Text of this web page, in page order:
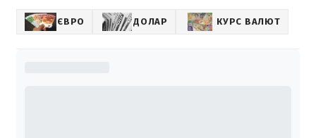
ЄВРО ДОЛАР КУРС ВАЛЮТ